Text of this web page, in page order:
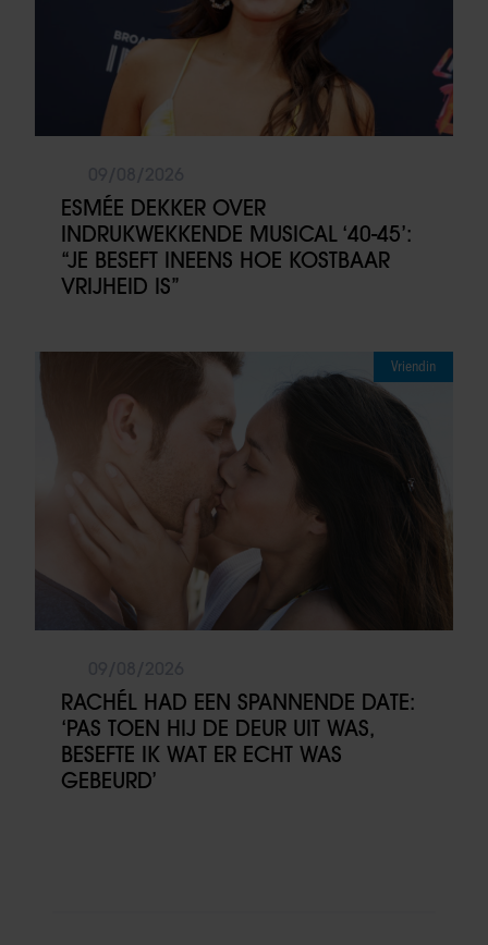
ESMÉE DEKKER OVER
INDRUKWEKKENDE MUSICAL ‘40-45’:
“JE BESEFT INEENS HOE KOSTBAAR
VRIJHEID IS”
Vriendin
RACHÉL HAD EEN SPANNENDE DATE:
‘PAS TOEN HIJ DE DEUR UIT WAS,
BESEFTE IK WAT ER ECHT WAS
GEBEURD’